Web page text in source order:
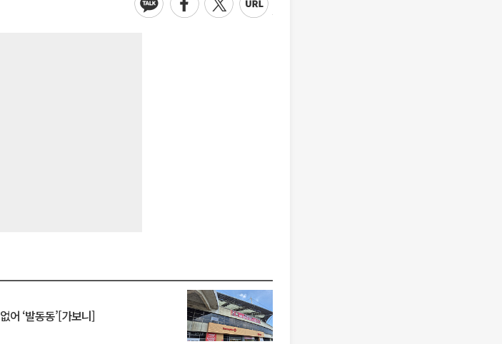
어 ‘발동동’[가보니]